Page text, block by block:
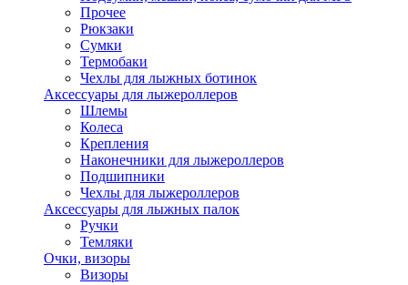
Прочее
Рюкзаки
Сумки
Термобаки
Чехлы для лыжных ботинок
Аксессуары для лыжероллеров
Шлемы
Колеса
Крепления
Наконечники для лыжероллеров
Подшипники
Чехлы для лыжероллеров
Аксессуары для лыжных палок
Ручки
Темляки
Очки, визоры
Визоры